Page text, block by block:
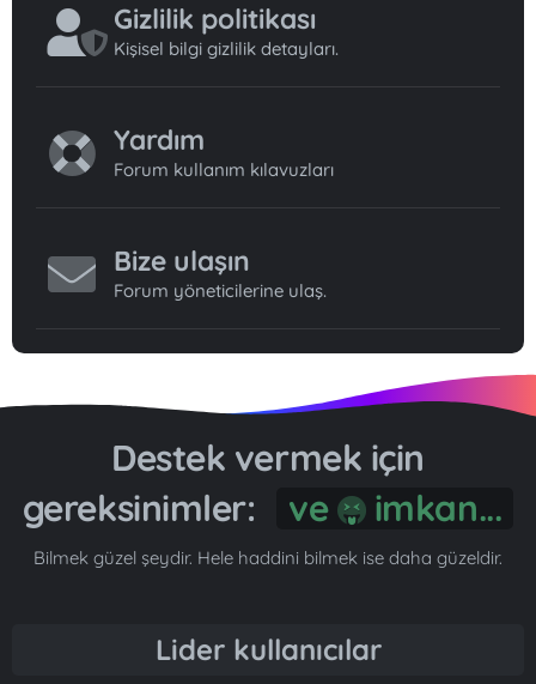
Gizlilik politikası
Kişisel bilgi gizlilik detayları.
Yardım
Forum kullanım kılavuzları
Bize ulaşın
Forum yöneticilerine ulaş.
Destek vermek için
gereksinimler:
ve imkan...
Bilmek güzel şeydir. Hele haddini bilmek ise daha güzeldir.
Lider kullanıcılar